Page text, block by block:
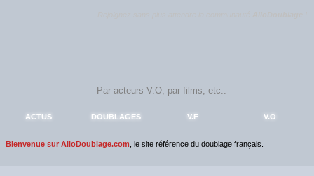
ACTUS DOUBLAGES V.F V.O
Bienvenue sur AlloDoublage.com , le site référence du doublage français.